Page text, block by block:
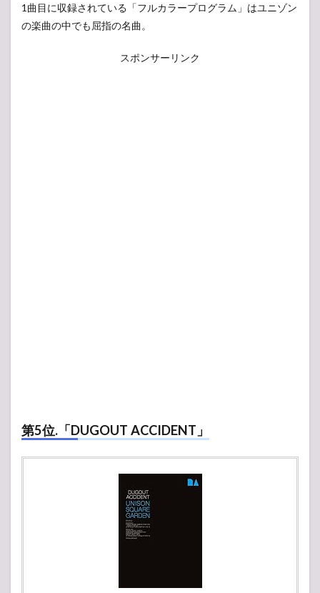
1曲目に収録されている「フルカラープログラム」はユニゾン
の楽曲の中でも屈指の名曲。
スポンサーリンク
第5位.「DUGOUT ACCIDENT」